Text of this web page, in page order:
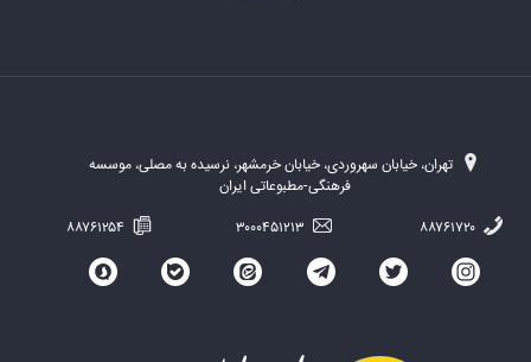
تهران، خیابان سهروردی، خیابان خرمشهر، نرسیده به مصلی، موسسه
فرهنگی-مطبوعاتی ایران